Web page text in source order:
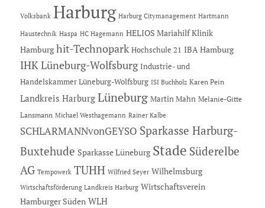
Volksbank Harburg Harburg Citymanagement Hartmann
Haustechnik Haspa HC Hagemann HELIOS Mariahilf Klinik
Hamburg hit-Technopark Hochschule 21 IBA Hamburg
IHK Lüneburg-Wolfsburg Industrie- und
Handelskammer Lüneburg-Wolfsburg ISI Buchholz Karen Pein
Landkreis Harburg Lüneburg Martin Mahn Melanie-Gitte
Lansmann Michael Westhagemann Rainer Kalbe
SCHLARMANNvonGEYSO Sparkasse Harburg-
Buxtehude Sparkasse Lüneburg Stade Süderelbe
AG Tempowerk TUHH Wilfried Seyer Wilhelmsburg
Wirtschaftsförderung Landkreis Harburg Wirtschaftsverein
Hamburger Süden WLH